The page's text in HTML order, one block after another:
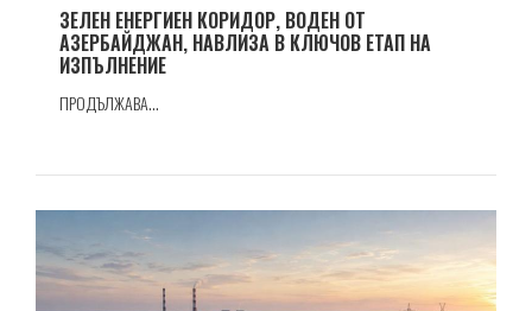
ЗЕЛЕН ЕНЕРГИЕН КОРИДОР, ВОДЕН ОТ
АЗЕРБАЙДЖАН, НАВЛИЗА В КЛЮЧОВ ЕТАП НА
ИЗПЪЛНЕНИЕ
ПРОДЪЛЖАВА...